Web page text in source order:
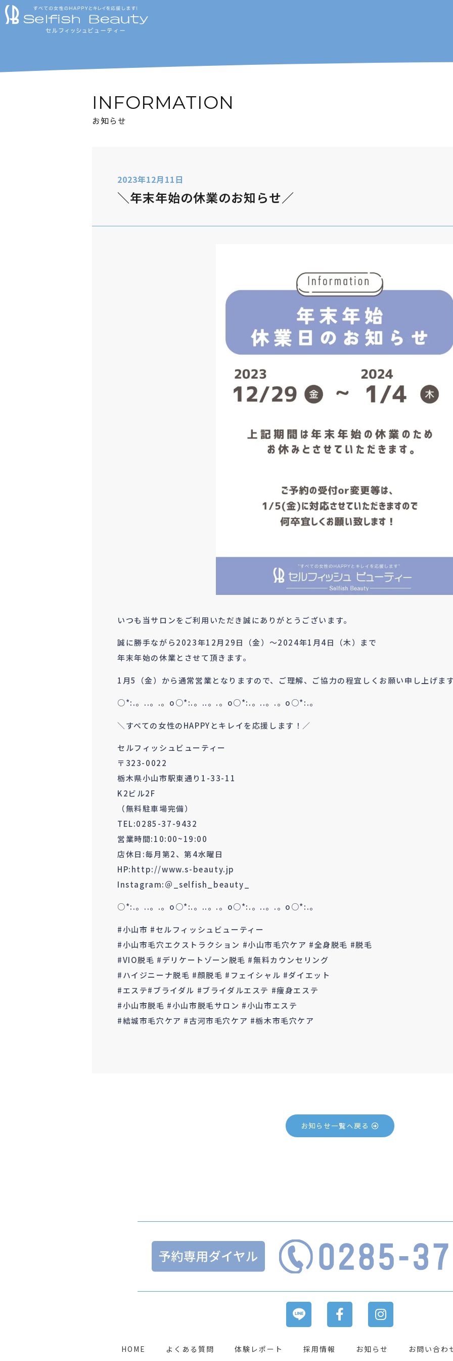
INFORMATION
お知らせ
2023年12月11日
＼年末年始の休業のお知らせ／
いつも当サロンをご利用いただき誠にありがとうございます。
誠に勝手ながら2023年12月29日（金）～2024年1月4日（木）まで
年末年始の休業とさせて頂きます。
1月5（金）から通常営業となりますので、ご理解、ご協力の程宜しくお願い申し上げま
○*:.。..。.。o○*:.。..。.。o○*:.。..。.。o○*:.。
＼すべての女性のHAPPYとキレイを応援します！／
セルフィッシュビューティー
〒323-0022
栃木県小山市駅東通り1-33-11
K2ビル2F
（無料駐車場完備）
TEL:0285-37-9432
営業時間:10:00~19:00
店休日:毎月第2、第4水曜日
HP:http://www.s-beauty.jp
Instagram:＠_selfish_beauty_
○*:.。..。.。o○*:.。..。.。o○*:.。..。.。o○*:.。
#小山市 #セルフィッシュビューティー
#小山市毛穴エクストラクション #小山市毛穴ケア #全身脱毛 #脱毛
#VIO脱毛 #デリケートゾーン脱毛 #無料カウンセリング
#ハイジニーナ脱毛 #顔脱毛 #フェイシャル #ダイエット
#エステ#ブライダル #ブライダルエステ #痩身エステ
#小山市脱毛 #小山市脱毛サロン #小山市エステ
#結城市毛穴ケア #古河市毛穴ケア #栃木市毛穴ケア
お知らせ一覧へ戻る
HOME よくある質問 体験レポート 採用情報 お知らせ お問い合わ